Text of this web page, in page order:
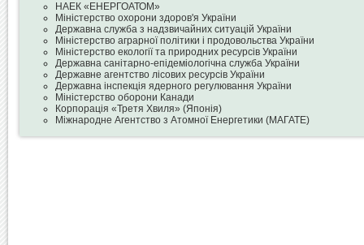
НАЕК «ЕНЕРГОАТОМ»
Міністерство охорони здоров'я України
Державна служба з надзвичайних ситуацій України
Міністерство аграрної політики і продовольства України
Міністерство екології та природних ресурсів України
Державна санітарно-епідеміологічна служба України
Державне агентство лісових ресурсів України
Державна інспекція ядерного регулювання України
Міністерство оборони Канади
Корпорація «Третя Хвиля» (Японія)
Міжнародне Агентство з Атомної Енергетики (МАГАТЕ)